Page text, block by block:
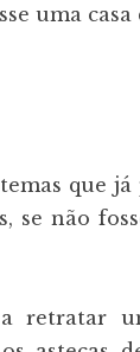
uma casa
que já
se não
a retratar